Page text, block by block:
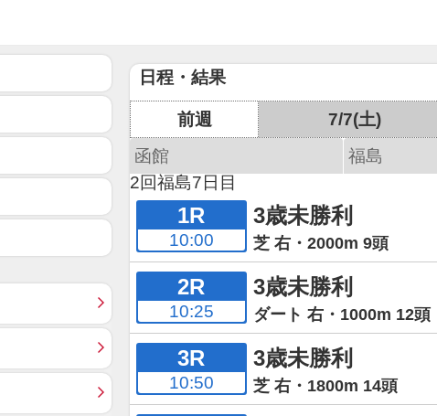
日程・結果
前週 7/7(土)
函館
福島
2回福島7日目
1R
10:00
3歳未勝利
芝 右・2000m 9頭
2R
10:25
3歳未勝利
ダート 右・1000m 12頭
3R
10:50
3歳未勝利
芝 右・1800m 14頭